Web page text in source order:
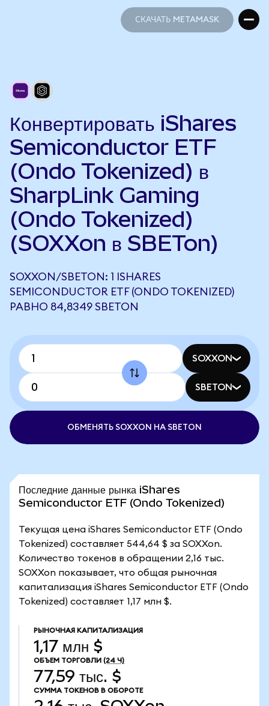
СКАЧАТЬ METAMASK
Конвертировать iShares
Semiconductor ETF
(Ondo Tokenized) в
SharpLink Gaming
(Ondo Tokenized)
(SOXXon в SBETon)
SOXXON/SBETON: 1 ISHARES
SEMICONDUCTOR ETF (ONDO TOKENIZED)
РАВНО 84,8349 SBETON
SOXXON
SBETON
ОБМЕНЯТЬ SOXXON НА SBETON
Последние данные рынка iShares
Semiconductor ETF (Ondo Tokenized)
Текущая цена iShares Semiconductor ETF (Ondo
Tokenized) составляет 544,64 $ за SOXXon.
Количество токенов в обращении 2,16 тыс.
SOXXon показывает, что общая рыночная
капитализация iShares Semiconductor ETF (Ondo
Tokenized) составляет 1,17 млн $.
РЫНОЧНАЯ КАПИТАЛИЗАЦИЯ
1,17 млн $
ОБЪЕМ ТОРГОВЛИ (24 Ч)
77,59 тыс. $
СУММА ТОКЕНОВ В ОБОРОТЕ